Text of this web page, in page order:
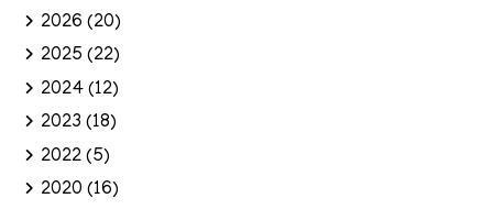
2026 (20)
2025 (22)
2024 (12)
2023 (18)
2022 (5)
2020 (16)